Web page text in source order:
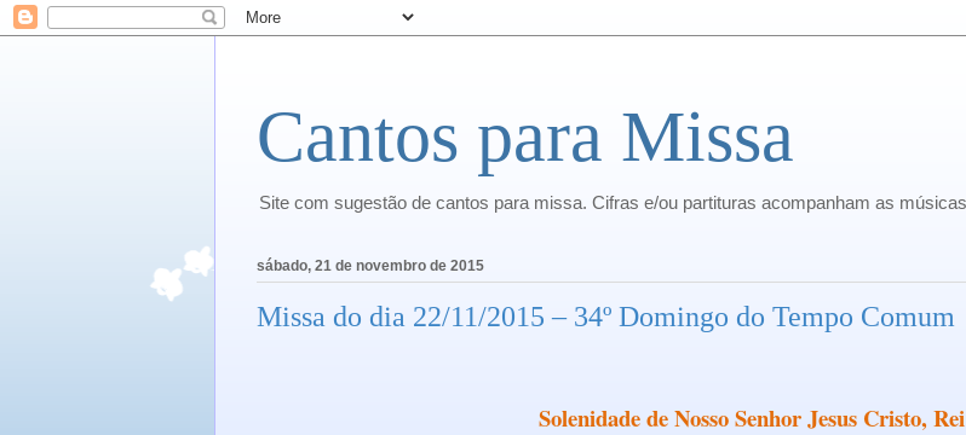
Cantos para Missa
Site com sugestão de cantos para missa. Cifras e/ou partituras acompanham as
sábado, 21 de novembro de 2015
Missa do dia 22/11/2015 – 34º Domingo do Tempo Comum
Solenidade de Nosso Senhor Jesus Cristo,